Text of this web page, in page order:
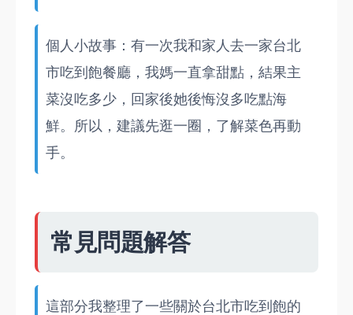
個人小故事：有一次我和家人去一家台北
市吃到飽餐廳，我媽一直拿甜點，結果主
菜沒吃多少，回家後她後悔沒多吃點海
鮮。所以，建議先逛一圈，了解菜色再動
手。
常見問題解答
這部分我整理了一些關於台北市吃到飽的